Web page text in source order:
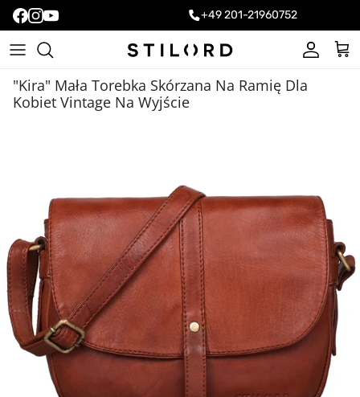
+49 201-21960752
Konto
"Kira" Mała Torebka Skórzana Na Ramię Dla
Kobiet Vintage Na Wyjście